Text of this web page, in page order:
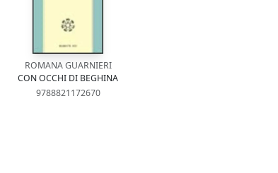
ROMANA GUARNIERI
CON OCCHI DI BEGHINA
9788821172670